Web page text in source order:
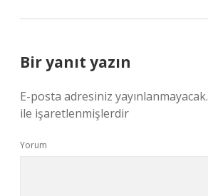
Bir yanıt yazın
E-posta adresiniz yayınlanmayacak.
ile işaretlenmişlerdir
Yorum